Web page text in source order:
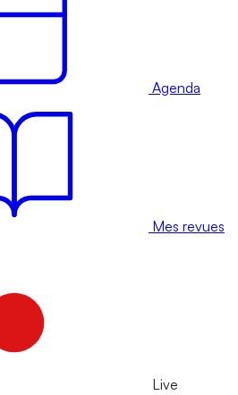
Agenda
Mes revues
Live